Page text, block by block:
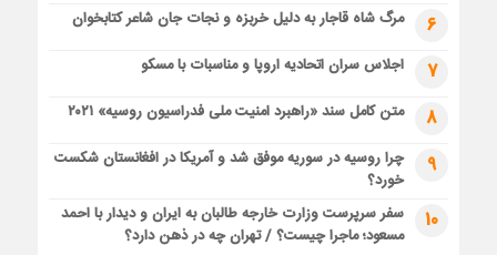
6 مرگ شاه قاجار به دلیل خربزه و نجات جان شاعر کتابخوان
7 اجلاس سران اتحادیه اروپا و مناسبات با مسکو
8 متن کامل سند «راهبرد امنیت ملی فدراسیون روسیه» ۲۰۲۱
9
چرا روسیه در سوریه موفق شد و آمریکا در افغانستان شکست
خورد؟
10
سفر سرپرست وزارت خارجه طالبان به ایران و دیدار با احمد
مسعود؛ ماجرا چیست؟ / تهران چه در ذهن دارد؟